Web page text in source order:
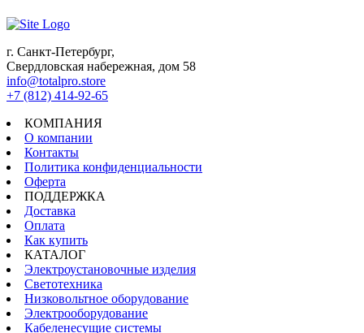
г. Санкт-Петербург,
Свердловская набережная, дом 58
info@totalpro.store
+7 (812) 414-92-65
КОМПАНИЯ
О компании
Контакты
Политика конфиденциальности
Оферта
ПОДДЕРЖКА
Доставка
Оплата
Как купить
КАТАЛОГ
Электроустановочные изделия
Светотехника
Низковольтное оборудование
Электрооборудование
Кабеленесущие системы